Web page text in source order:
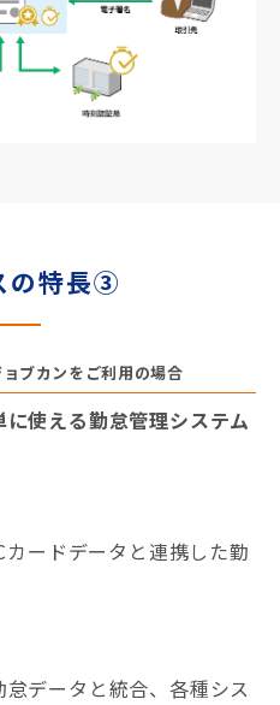
の特長③
ブカンをご利用の場合
使える勤怠管理システム
ードデータと連携した勤
データと統合、各種シス